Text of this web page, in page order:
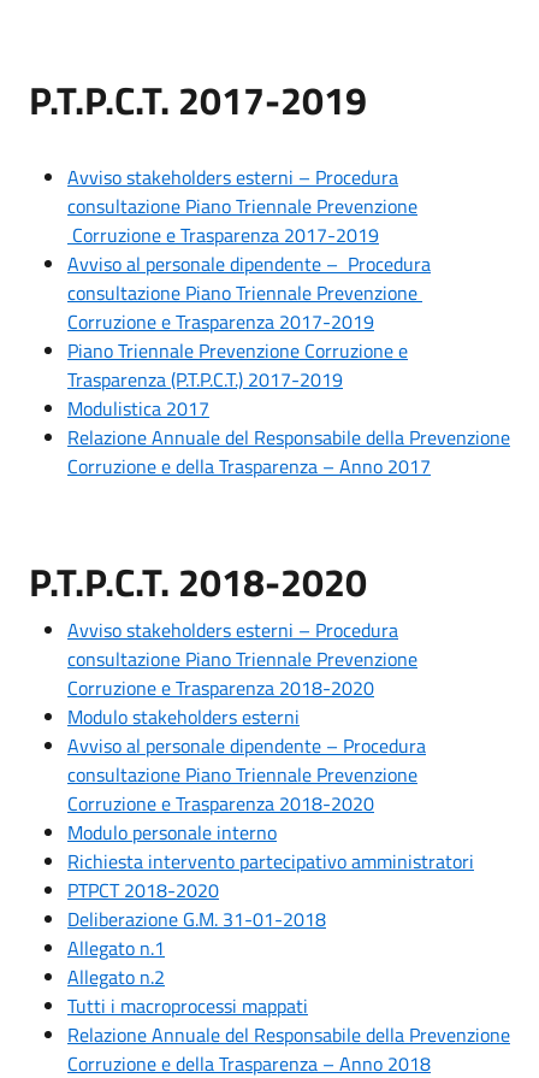
P.T.P.C.T. 2017-2019
Avviso stakeholders esterni – Procedura
consultazione Piano Triennale Prevenzione
Corruzione e Trasparenza 2017-2019
Avviso al personale dipendente – Procedura
consultazione Piano Triennale Prevenzione
Corruzione e Trasparenza 2017-2019
Piano Triennale Prevenzione Corruzione e
Trasparenza (P.T.P.C.T.) 2017-2019
Modulistica 2017
Relazione Annuale del Responsabile della Prevenzione
Corruzione e della Trasparenza – Anno 2017
P.T.P.C.T. 2018-2020
Avviso stakeholders esterni – Procedura
consultazione Piano Triennale Prevenzione
Corruzione e Trasparenza 2018-2020
Modulo stakeholders esterni
Avviso al personale dipendente – Procedura
consultazione Piano Triennale Prevenzione
Corruzione e Trasparenza 2018-2020
Modulo personale interno
Richiesta intervento partecipativo amministratori
PTPCT 2018-2020
Deliberazione G.M. 31-01-2018
Allegato n.1
Allegato n.2
Tutti i macroprocessi mappati
Relazione Annuale del Responsabile della Prevenzione
Corruzione e della Trasparenza – Anno 2018